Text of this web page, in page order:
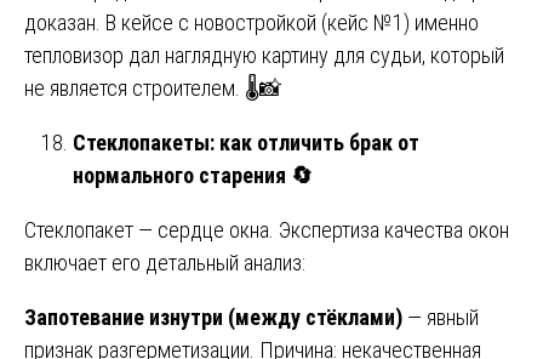
доказан. В кейсе с новостройкой (кейс №1) именно
тепловизор дал наглядную картину для судьи, который
не является строителем. 🌡️📸
Стеклопакеты: как отличить брак от
нормального старения 🔄
Стеклопакет — сердце окна. Экспертиза качества окон
включает его детальный анализ:
Запотевание изнутри (между стёклами) — явный
признак разгерметизации. Причина: некачественная